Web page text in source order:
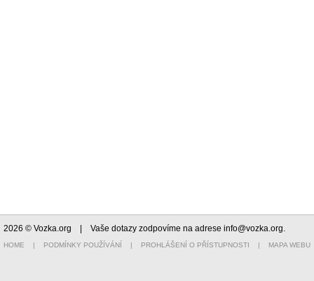
2026 © Vozka.org | Vaše dotazy zodpovíme na adrese info@vozka.org.
HOME | PODMÍNKY POUŽÍVÁNÍ | PROHLÁŠENÍ O PŘÍSTUPNOSTI | MAPA WEBU